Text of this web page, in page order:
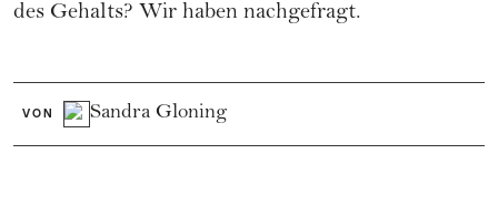
des Gehalts? Wir haben nachgefragt.
VON Sandra Gloning